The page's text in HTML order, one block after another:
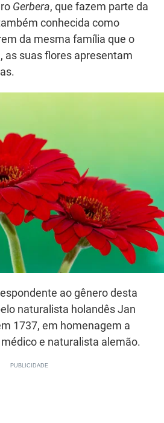
Gerbera, que fazem parte da
conhecida como
da mesma família que o
as suas flores apresentam
ao gênero desta
naturalista holandês Jan
1737, em homenagem a
e naturalista alemão.